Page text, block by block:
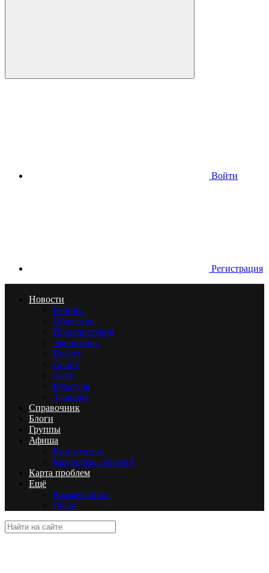
Войти
Регистрация
Новости
Районы
Общество
Происшествия
Экономика
Власть
Спорт
Авто
Культура
Здоровье
Справочник
Блоги
Группы
Афиша
Кинотеатры
Календарь событий
Карта проблем
Ещё
Комментарии
Люди